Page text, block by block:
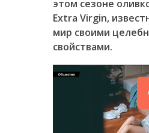
этом сезоне
Extra Virgin,
мир своими
свойствами.